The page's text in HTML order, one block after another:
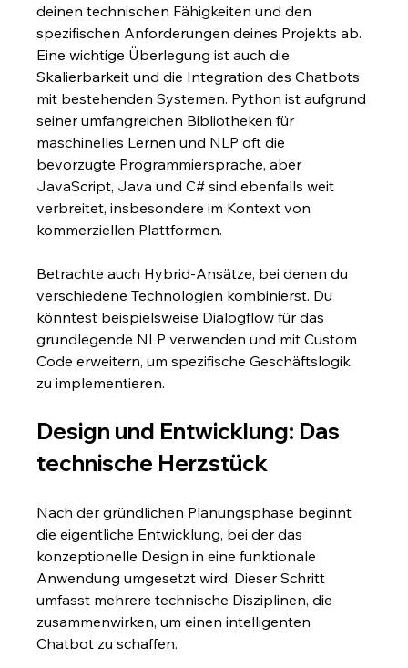
deinen technischen Fähigkeiten und den
spezifischen Anforderungen deines Projekts ab.
Eine wichtige Überlegung ist auch die
Skalierbarkeit und die Integration des Chatbots
mit bestehenden Systemen. Python ist aufgrund
seiner umfangreichen Bibliotheken für
maschinelles Lernen und NLP oft die
bevorzugte Programmiersprache, aber
JavaScript, Java und C# sind ebenfalls weit
verbreitet, insbesondere im Kontext von
kommerziellen Plattformen.
Betrachte auch Hybrid-Ansätze, bei denen du
verschiedene Technologien kombinierst. Du
könntest beispielsweise Dialogflow für das
grundlegende NLP verwenden und mit Custom
Code erweitern, um spezifische Geschäftslogik
zu implementieren.
Design und Entwicklung: Das
technische Herzstück
Nach der gründlichen Planungsphase beginnt
die eigentliche Entwicklung, bei der das
konzeptionelle Design in eine funktionale
Anwendung umgesetzt wird. Dieser Schritt
umfasst mehrere technische Disziplinen, die
zusammenwirken, um einen intelligenten
Chatbot zu schaffen.